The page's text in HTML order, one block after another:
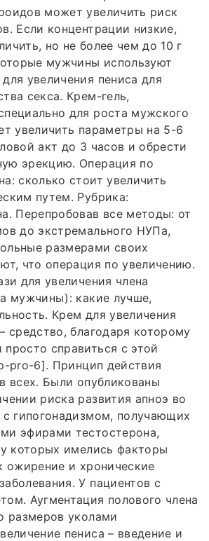
может увеличить риск
Если концентрации низкие,
но не более чем до 10 г
мужчины используют
увеличения пениса для
секса. Крем-гель,
для роста мужского
увеличить параметры на 5-6
акт до 3 часов и обрести
эрекцию. Операция по
сколько стоит увеличить
путем. Рубрика:
Перепробовав все методы: от
до экстремального НУПа,
размерами своих
что операция по увеличению.
для увеличения члена
мужчины): какие лучше,
Крем для увеличения
средство, благодаря которому
справиться с этой
pro-6]. Принцип действия
всех. Были опубликованы
риска развития апноэ во
с гипогонадизмом, получающих
эфирами тестостерона,
которых имелись факторы
ожирение и хронические
У пациентов с
Аугментация полового члена
размеров уколами
пениса – введение и